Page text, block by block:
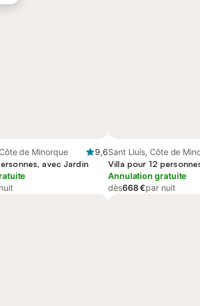
de Minorque
9,6
avec Jardin
Sant Lluís, Côte de
Villa pour 12
Annulation gratuite
dès668 €par nuit